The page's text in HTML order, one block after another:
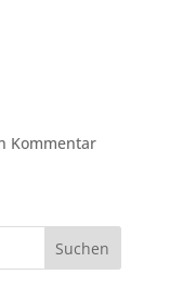
Kommentar